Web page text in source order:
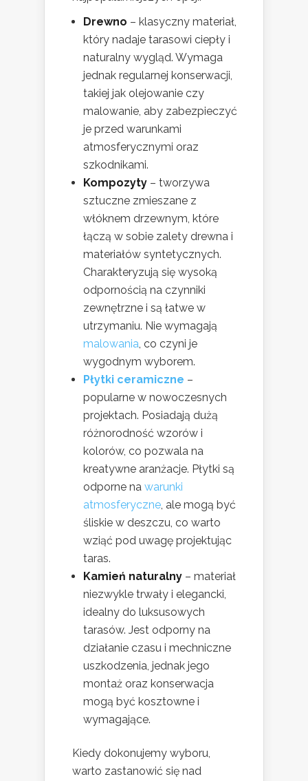
Drewno – klasyczny materiał,
który nadaje tarasowi ciepły i
naturalny wygląd. Wymaga
jednak regularnej konserwacji,
takiej jak olejowanie czy
malowanie, aby zabezpieczyć
je przed warunkami
atmosferycznymi oraz
szkodnikami.
Kompozyty – tworzywa
sztuczne zmieszane z
włóknem drzewnym, które
łączą w sobie zalety drewna i
materiałów syntetycznych.
Charakteryzują się wysoką
odpornością na czynniki
zewnętrzne i są łatwe w
utrzymaniu. Nie wymagają
malowania , co czyni je
wygodnym wyborem.
Płytki ceramiczne –
popularne w nowoczesnych
projektach. Posiadają dużą
różnorodność wzorów i
kolorów, co pozwala na
kreatywne aranżacje. Płytki są
odporne na warunki
atmosferyczne , ale mogą być
śliskie w deszczu, co warto
wziąć pod uwagę projektując
taras.
Kamień naturalny – materiał
niezwykle trwały i elegancki,
idealny do luksusowych
tarasów. Jest odporny na
działanie czasu i mechniczne
uszkodzenia, jednak jego
montaż oraz konserwacja
mogą być kosztowne i
wymagające.
Kiedy dokonujemy wyboru,
warto zastanowić się nad